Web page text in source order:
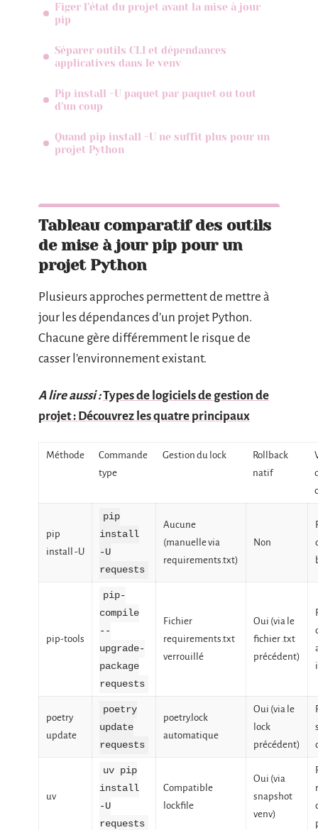
Figer l’état du projet avant la mise à jour
pip
Séparer outils CLI et dépendances
applicatives dans le venv
Pip install -U paquet par paquet ou tout
d’un coup
Quand pip install -U ne suffit plus pour un
projet Python
Tableau comparatif des outils
de mise à jour pip pour un
projet Python
Plusieurs approches permettent de mettre à
jour les dépendances d’un projet Python.
Chacune gère différemment le risque de
casser l’environnement existant.
A lire aussi :Types de logiciels de gestion de
projet : Découvrez les quatre principaux
Méthode
Commande
type
Gestion du lock
Rollback
natif
pip
install -U
pip
install
-U
requests
Aucune
(manuelle via
requirements.txt)
Non
pip-tools
pip-
compile
--
upgrade-
package
requests
Fichier
requirements.txt
verrouillé
Oui (via le
fichier .txt
précédent)
poetry
update
poetry
update
requests
poetry.lock
automatique
Oui (via le
lock
précédent)
uv
uv pip
install
-U
requests
Compatible
lockfile
Oui (via
snapshot
venv)